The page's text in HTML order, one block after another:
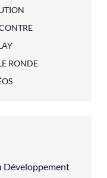
RONDE
Développement